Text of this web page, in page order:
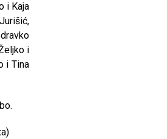
i Kaja
i
i Tina